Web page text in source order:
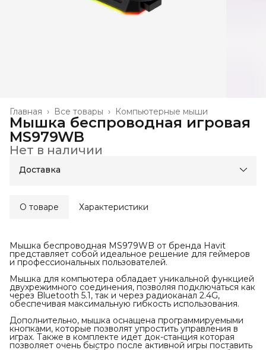
Компьютерные мыши
Все товары ›
Главная ›
Мышка беспроводная игровая
MS979WB
Нет в наличии
Доставка
О товаре Характеристики
Мышка беспроводная MS979WB от бренда Havit
представляет собой идеальное решение для геймеров
и профессиональных пользователей.
Мышка для компьютера обладает уникальной функцией
двухрежимного соединения, позволяя подключаться как
через Bluetooth 5.1, так и через радиоканал 2.4G,
обеспечивая максимальную гибкость использования.
Дополнительно, мышка оснащена программируемыми
кнопками, которые позволят упростить управления в
играх. Также в комплекте идет док-станция которая
позволяет очень быстро после активной игры поставить